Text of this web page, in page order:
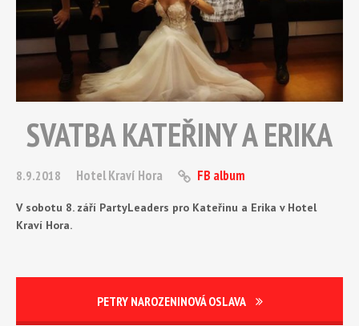
SVATBA KATEŘINY A ERIKA
8.9.2018 Hotel Kraví Hora FB album
V sobotu 8. září PartyLeaders pro Kateřinu a Erika v Hotel
Kraví Hora.
PETRY NAROZENINOVÁ OSLAVA